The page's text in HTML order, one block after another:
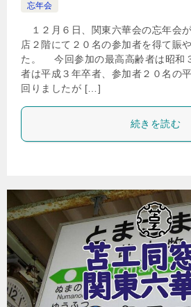
忘年会
１２月６日、関東六華会の忘年会
店２階にて２０名の参加者を得て賑
た。 今回参加の最高高齢者は昭和
者は平成３年卒者、参加者２０名の
回りましたが […]
続きを読む